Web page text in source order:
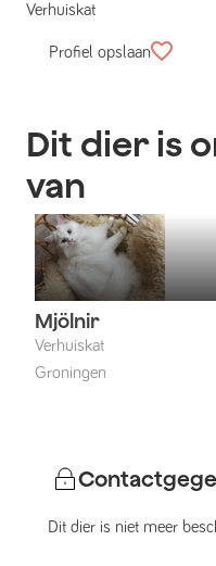
Verhuiskat
Profiel opslaan
Dit dier is
van
Mjölnir
Verhuiskat
Groningen
Dit dier is niet meer